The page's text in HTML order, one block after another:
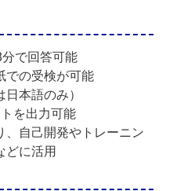
で回答可能
での受検が可能
本語のみ）
を出力可能
、自己開発やトレーニン
どに活用